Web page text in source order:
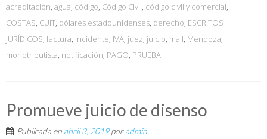
acreditación, agua, código, Código Civil, código civil y comercial,
COSTAS, CUIT, dólares estadounidenses, derecho, ESCRITOS
JURÍDICOS, factura, Incidente, IVA, juez, juicio, mail, Mendoza,
monotributista, notificación, PAGO, PRUEBA
Promueve juicio de disenso
Publicada en abril 3, 2019poradmin